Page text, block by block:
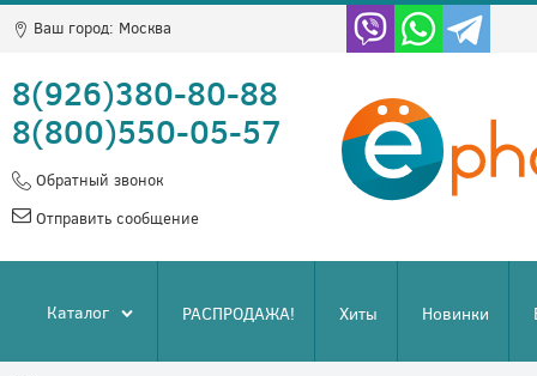
Ваш город: Москва
8(926)380-80-88
8(800)550-05-57
Обратный звонок
Отправить сообщение
Каталог РАСПРОДАЖА! Хиты Новинки